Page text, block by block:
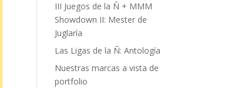
III Juegos de la Ñ + MMM
Showdown II: Mester de
Juglaría
Las Ligas de la Ñ: Antología
Nuestras marcas a vista de
portfolio